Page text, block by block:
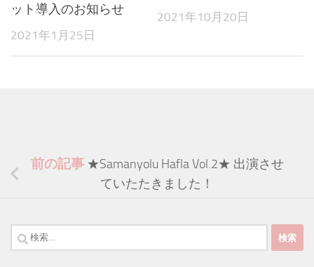
ット導入のお知らせ
2021年1月25日
2021年10月20日
前の記事 ★Samanyolu Hafla Vol.2★ 出演させ
ていたたきました！
検
索: